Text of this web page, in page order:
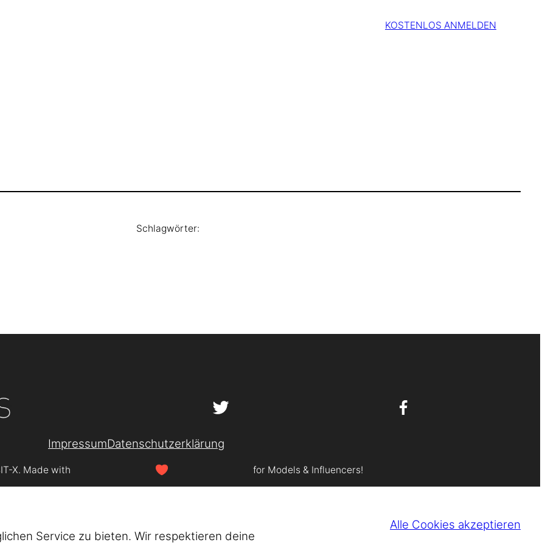
KOSTENLOS ANMELDEN
Schlagwörter:
ImpressumDatenschutzerklärung
X. Made with for Models & Influencers!
Service zu bieten. Wir respektieren deine
Alle Cookies akzeptieren